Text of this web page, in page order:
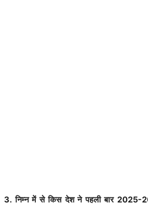
3. निम्न में से किस देश ने पहली बार 2025-